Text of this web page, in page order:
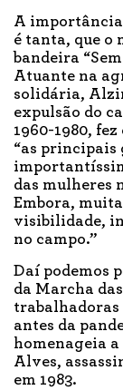
A
é tanta, que o
bandeira
Atuante na
solidária,
expulsão do
1960-1980,
“as principais
das mulheres
Embora,
visibilidade,
no campo.”
Daí podemos
da Marcha
trabalhadoras
antes da
homenageia
Alves,
em 1983.